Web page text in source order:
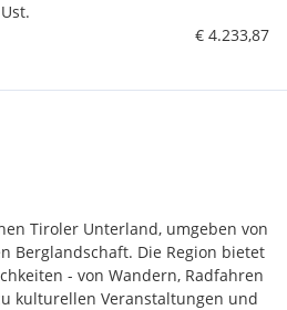
€ 4.233,87
Tiroler Unterland, umgeben von
Berglandschaft. Die Region bietet
- von Wandern, Radfahren
kulturellen Veranstaltungen und